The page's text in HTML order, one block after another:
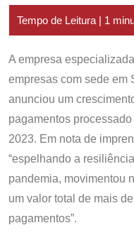
A empresa
empresas com sede em
anunciou um
pagamentos
2023. Em nota de
“espelhando a
pandemia, movimentou
um valor total de mais
pagamentos”.